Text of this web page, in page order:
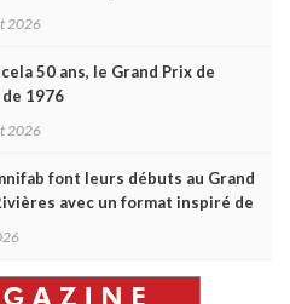
2026
50 ans, le Grand Prix de
1976
2026
font leurs débuts au Grand
avec un format inspiré de